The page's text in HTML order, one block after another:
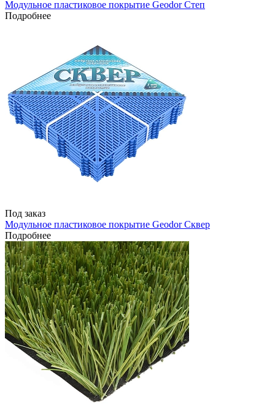
Модульное пластиковое покрытие Geodor Степ
Подробнее
Под заказ
Модульное пластиковое покрытие Geodor Сквер
Подробнее